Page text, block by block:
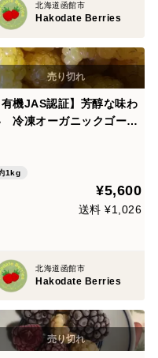
北海道函館市
Hakodate Berries
有機JAS認証】芳醇な味わ
冷凍オーガニックゴール
1kg
¥5,600
送料 ¥1,026
北海道函館市
Hakodate Berries